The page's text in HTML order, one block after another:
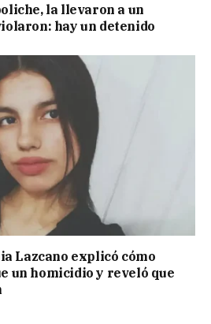
la llevaron a un
hay un detenido
Lazcano explicó cómo
un homicidio y reveló que